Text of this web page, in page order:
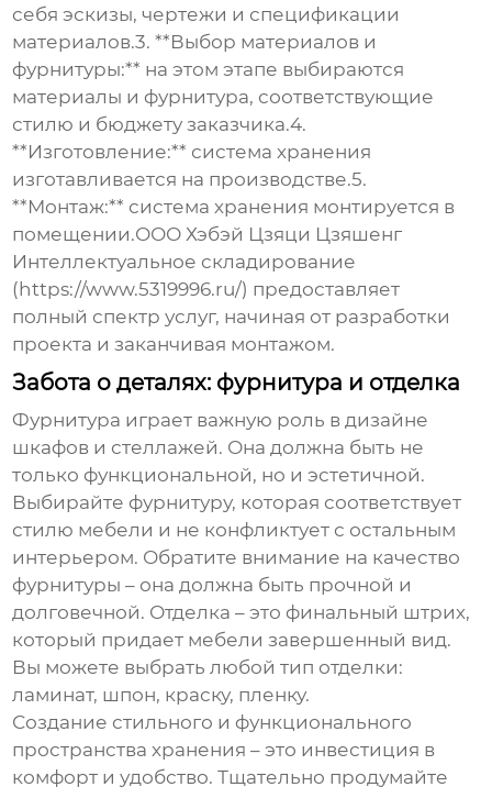
себя эскизы, чертежи и спецификации
материалов.3. **Выбор материалов и
фурнитуры:** на этом этапе выбираются
материалы и фурнитура, соответствующие
стилю и бюджету заказчика.4.
**Изготовление:** система хранения
изготавливается на производстве.5.
**Монтаж:** система хранения монтируется в
помещении.ООО Хэбэй Цзяци Цзяшенг
Интеллектуальное складирование
(https://www.5319996.ru/) предоставляет
полный спектр услуг, начиная от разработки
проекта и заканчивая монтажом.
Забота о деталях: фурнитура и отделка
Фурнитура играет важную роль в дизайне
шкафов и стеллажей. Она должна быть не
только функциональной, но и эстетичной.
Выбирайте фурнитуру, которая соответствует
стилю мебели и не конфликтует с остальным
интерьером. Обратите внимание на качество
фурнитуры – она должна быть прочной и
долговечной. Отделка – это финальный штрих,
который придает мебели завершенный вид.
Вы можете выбрать любой тип отделки:
ламинат, шпон, краску, пленку.
Создание стильного и функционального
пространства хранения – это инвестиция в
комфорт и удобство. Тщательно продумайте